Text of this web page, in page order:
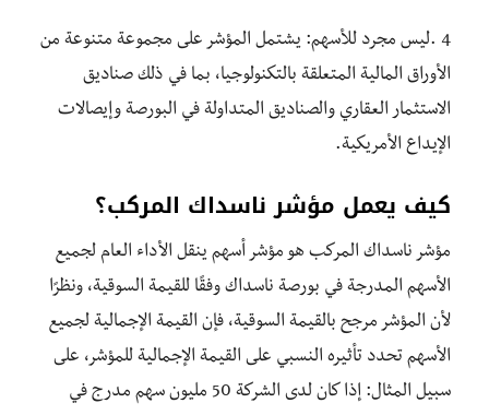
4 .ليس مجرد للأسهم: يشتمل المؤشر على مجموعة متنوعة من
الأوراق المالية المتعلقة بالتكنولوجيا، بما في ذلك صناديق
الاستثمار العقاري والصناديق المتداولة في البورصة وإيصالات
الإيداع الأمريكية.
كيف يعمل مؤشر ناسداك المركب؟
مؤشر ناسداك المركب هو مؤشر أسهم ينقل الأداء العام لجميع
الأسهم المدرجة في بورصة ناسداك وفقًا للقيمة السوقية، ونظرًا
لأن المؤشر مرجح بالقيمة السوقية، فإن القيمة الإجمالية لجميع
الأسهم تحدد تأثيره النسبي على القيمة الإجمالية للمؤشر، على
سبيل المثال: إذا كان لدى الشركة 50 مليون سهم مدرج في